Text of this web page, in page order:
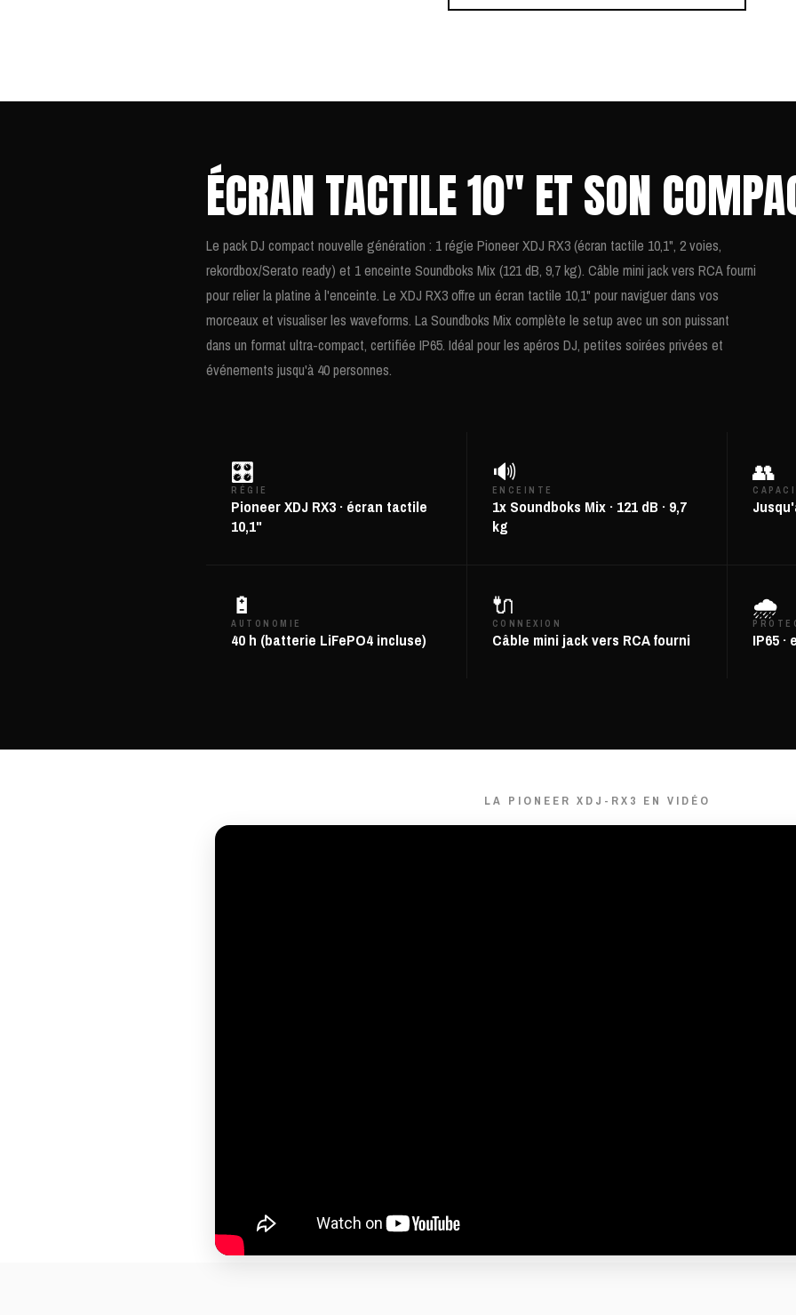
ÉCRAN TACTILE 10" ET SON
Le pack DJ compact nouvelle génération : 1 régie Pioneer XDJ RX3 (écran tactile 10,1", 2 voies,
rekordbox/Serato ready) et 1 enceinte Soundboks Mix (121 dB, 9,7 kg). Câble mini jack vers RCA fourni
pour relier la platine à l'enceinte. Le XDJ RX3 offre un écran tactile 10,1" pour naviguer dans vos
morceaux et visualiser les waveforms. La Soundboks Mix complète le setup avec un son puissant
dans un format ultra-compact, certifiée IP65. Idéal pour les apéros DJ, petites soirées privées et
événements jusqu'à 40 personnes.
🎛️
RÉGIE
Pioneer XDJ RX3 · écran tactile
10,1"
🔊
ENCEINTE
1x Soundboks Mix · 121 dB · 9,7
kg
👥
🔋
AUTONOMIE
40 h (batterie LiFePO4 incluse)
🔌
CONNEXION
Câble mini jack vers RCA fourni
🌧️
IP65
LA PIONEER XDJ-RX3 EN VIDÉO